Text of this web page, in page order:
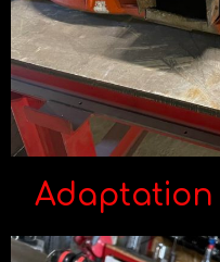
Adaptation